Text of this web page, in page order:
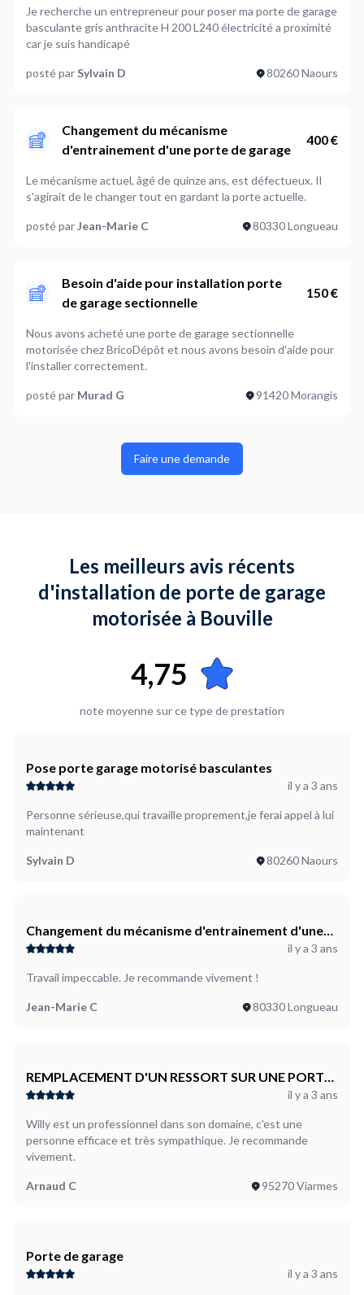
Je recherche un entrepreneur pour poser ma porte de garage
basculante gris anthracite H 200 L240 électricité a proximité
car je suis handicapé
posté par Sylvain D 80260 Naours
Changement du mécanisme
d'entrainement d'une porte de garage
400 €
Le mécanisme actuel, âgé de quinze ans, est défectueux. Il
s'agirait de le changer tout en gardant la porte actuelle.
posté parJean-Marie C 80330 Longueau
Besoin d'aide pour installation porte
de garage sectionnelle
150 €
Nous avons acheté une porte de garage sectionnelle
motorisée chez BricoDépôt et nous avons besoin d'aide pour
l'installer correctement.
posté par Murad G 91420 Morangis
Faire une demande
Les meilleurs avis récents
d'installation de porte de garage
motorisée à Bouville
4,75
note moyenne sur ce type de prestation
Pose porte garage motorisé basculantes
il y a 3 ans
Personne sérieuse,qui travaille proprement,je ferai appel à lui
maintenant
Sylvain D 80260 Naours
Changement du mécanisme d'entrainement d'une
porte de garage
il y a 3 ans
Travail impeccable. Je recommande vivement !
Jean-Marie C 80330 Longueau
REMPLACEMENT D'UN RESSORT SUR UNE PORTE
DE GARAGE MOTORISE
il y a 3 ans
Willy est un professionnel dans son domaine, c'est une
personne efficace et très sympathique. Je recommande
vivement.
Arnaud C 95270 Viarmes
Porte de garage
il y a 3 ans